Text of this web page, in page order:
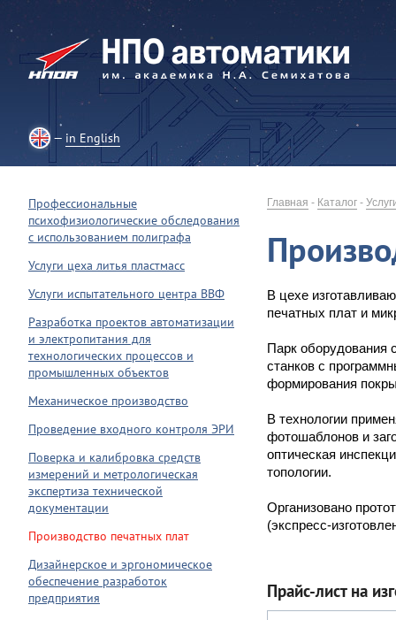
in English
Главная - Каталог -
В цехе
печатных плат и
Парк оборудования
станков с
формирования
В технологии
фотошаблонов и
оптическая
топологии.
Организовано
(экспресс-
Прайс-лист на
Профессиональные
психофизиологические обследования
с использованием полиграфа
Услуги цеха литья пластмасс
Услуги испытательного центра ВВФ
Разработка проектов автоматизации
и электропитания для
технологических процессов и
промышленных объектов
Механическое производство
Проведение входного контроля ЭРИ
Поверка и калибровка средств
измерений и метрологическая
экспертиза технической
документации
Производство печатных плат
Дизайнерское и эргономическое
обеспечение разработок
предприятия